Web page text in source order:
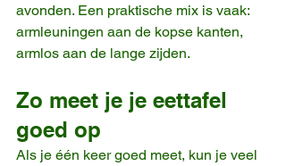
avonden. Een praktische mix is vaak:
armleuningen aan de kopse kanten,
armlos aan de lange zijden.
Zo meet je je eettafel
goed op
Als je één keer goed meet, kun je veel